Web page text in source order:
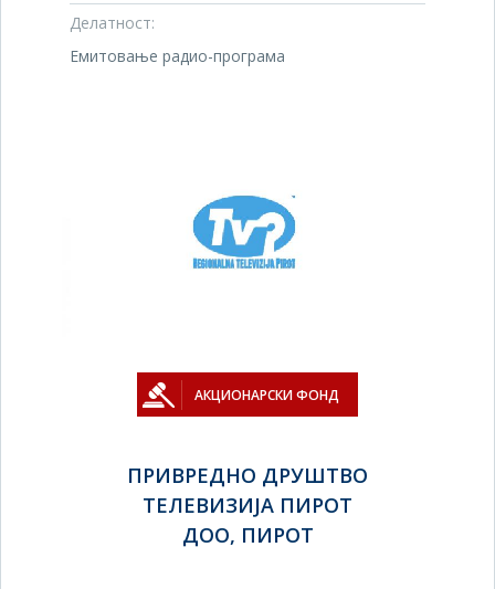
Делатност:
Емитовање радио-програма
АКЦИОНАРСКИ ФОНД
ПРИВРЕДНО ДРУШТВО
ТЕЛЕВИЗИЈА ПИРОТ
ДОО, ПИРОТ